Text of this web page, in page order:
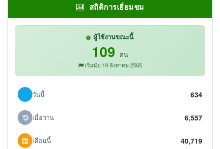
สถิติการเยี่ยมชม
ผู้ใช้งานขณะนี้
109 คน
เริ่มนับ 19 สิงหาคม 2565
วันนี้ 634
เมื่อวาน 6,557
เดือนนี้ 40,719